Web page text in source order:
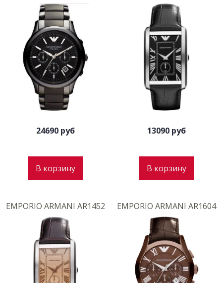
24690 руб
В корзину
EMPORIO ARMANI AR1452
13090 руб
В корзину
EMPORIO ARMANI AR1604